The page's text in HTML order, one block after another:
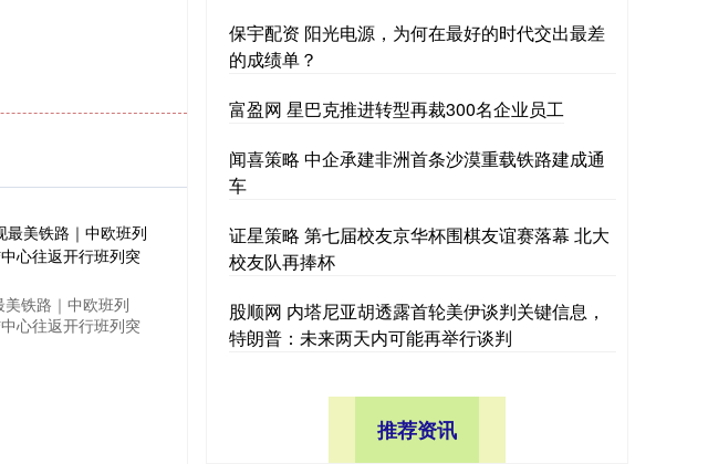
铁路｜中欧班列
中心往返开行班列突
保宇配资 阳光电源，为何在最好的时代交出最差
的成绩单？
富盈网 星巴克推进转型再裁300名企业员工
闻喜策略 中企承建非洲首条沙漠重载铁路建成通
车
证星策略 第七届校友京华杯围棋友谊赛落幕 北大
校友队再捧杯
股顺网 内塔尼亚胡透露首轮美伊谈判关键信息，
特朗普：未来两天内可能再举行谈判
推荐资讯